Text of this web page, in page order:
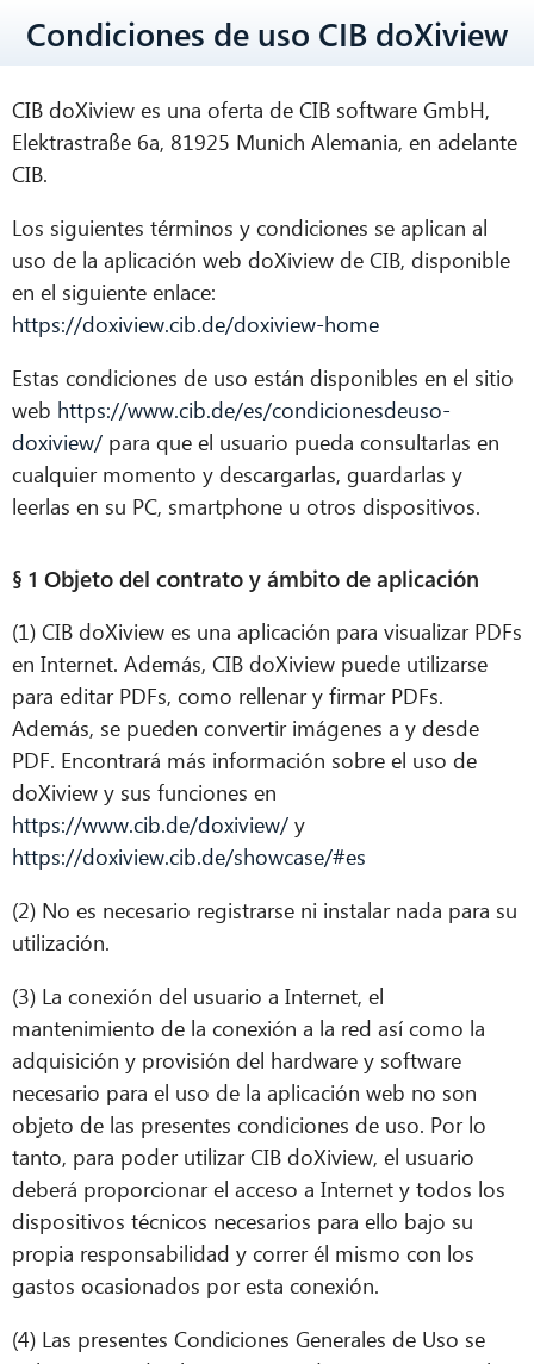
Condiciones de uso CIB doXiview
CIB doXiview es una oferta de CIB software GmbH,
Elektrastraße 6a, 81925 Munich Alemania, en adelante
CIB.
Los siguientes términos y condiciones se aplican al
uso de la aplicación web doXiview de CIB, disponible
en el siguiente enlace:
https://doxiview.cib.de/doxiview-home
Estas condiciones de uso están disponibles en el sitio
web https://www.cib.de/es/condicionesdeuso-
doxiview/ para que el usuario pueda consultarlas en
cualquier momento y descargarlas, guardarlas y
leerlas en su PC, smartphone u otros dispositivos.
§ 1 Objeto del contrato y ámbito de aplicación
(1) CIB doXiview es una aplicación para visualizar PDFs
en Internet. Además, CIB doXiview puede utilizarse
para editar PDFs, como rellenar y firmar PDFs.
Además, se pueden convertir imágenes a y desde
PDF. Encontrará más información sobre el uso de
doXiview y sus funciones en
https://www.cib.de/doxiview/ y
https://doxiview.cib.de/showcase/#es
(2) No es necesario registrarse ni instalar nada para su
utilización.
(3) La conexión del usuario a Internet, el
mantenimiento de la conexión a la red así como la
adquisición y provisión del hardware y software
necesario para el uso de la aplicación web no son
objeto de las presentes condiciones de uso. Por lo
tanto, para poder utilizar CIB doXiview, el usuario
deberá proporcionar el acceso a Internet y todos los
dispositivos técnicos necesarios para ello bajo su
propia responsabilidad y correr él mismo con los
gastos ocasionados por esta conexión.
(4) Las presentes Condiciones Generales de Uso se